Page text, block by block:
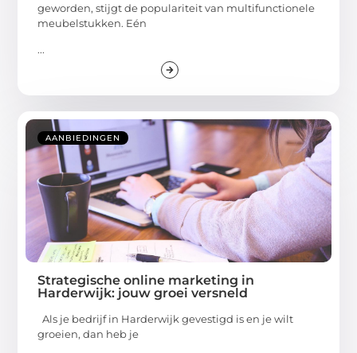
geworden, stijgt de populariteit van multifunctionele
meubelstukken. Eén
...
AANBIEDINGEN
Strategische online marketing in
Harderwijk: jouw groei versneld
Als je bedrijf in Harderwijk gevestigd is en je wilt
groeien, dan heb je